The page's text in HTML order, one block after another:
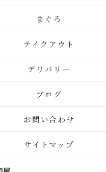
まぐろ
テイクアウト
デリバリー
ブログ
お問い合わせ
サイトマップ